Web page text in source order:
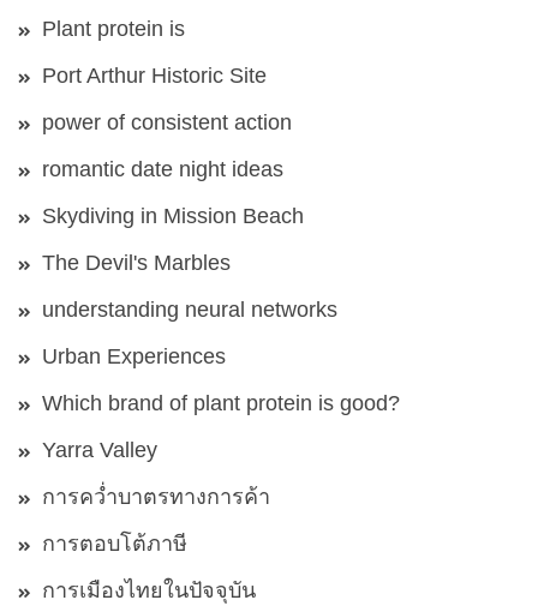
Plant protein is
Port Arthur Historic Site
power of consistent action
romantic date night ideas
Skydiving in Mission Beach
The Devil's Marbles
understanding neural networks
Urban Experiences
Which brand of plant protein is good?
Yarra Valley
การคว่ำบาตรทางการค้า
การตอบโต้ภาษี
การเมืองไทยในปัจจุบัน